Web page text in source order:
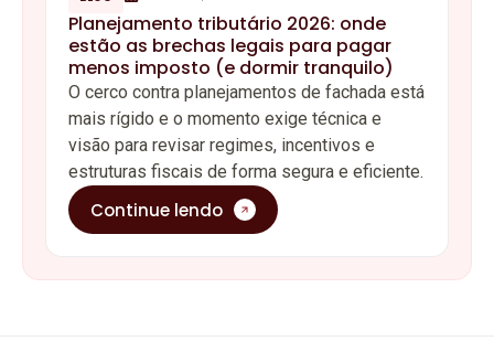
Planejamento tributário 2026: onde
estão as brechas legais para pagar
menos imposto (e dormir tranquilo)
O cerco contra planejamentos de fachada está
mais rígido e o momento exige técnica e
visão para revisar regimes, incentivos e
estruturas fiscais de forma segura e eficiente.
Continue lendo